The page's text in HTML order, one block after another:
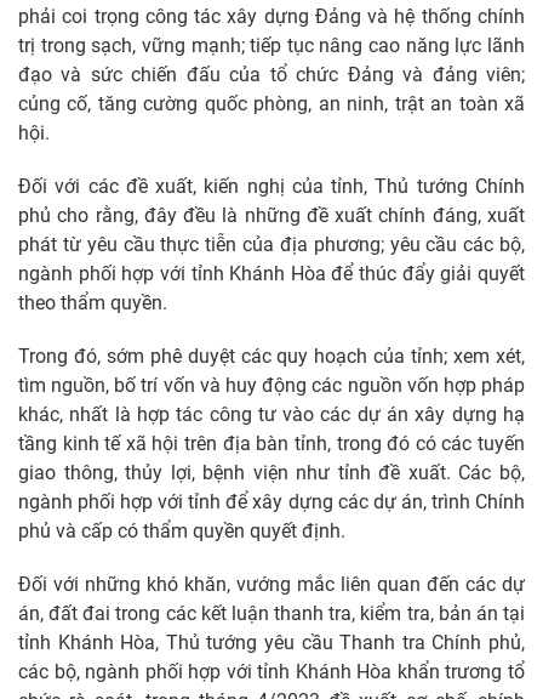
phải coi trọng công tác xây dựng Đảng và hệ thống chính
trị trong sạch, vững mạnh; tiếp tục nâng cao năng lực lãnh
đạo và sức chiến đấu của tổ chức Đảng và đảng viên;
củng cố, tăng cường quốc phòng, an ninh, trật an toàn xã
hội.
Đối với các đề xuất, kiến nghị của tỉnh, Thủ tướng Chính
phủ cho rằng, đây đều là những đề xuất chính đáng, xuất
phát từ yêu cầu thực tiễn của địa phương; yêu cầu các bộ,
ngành phối hợp với tỉnh Khánh Hòa để thúc đẩy giải quyết
theo thẩm quyền.
Trong đó, sớm phê duyệt các quy hoạch của tỉnh; xem xét,
tìm nguồn, bố trí vốn và huy động các nguồn vốn hợp pháp
khác, nhất là hợp tác công tư vào các dự án xây dựng hạ
tầng kinh tế xã hội trên địa bàn tỉnh, trong đó có các tuyến
giao thông, thủy lợi, bệnh viện như tỉnh đề xuất. Các bộ,
ngành phối hợp với tỉnh để xây dựng các dự án, trình Chính
phủ và cấp có thẩm quyền quyết định.
Đối với những khó khăn, vướng mắc liên quan đến các dự
án, đất đai trong các kết luận thanh tra, kiểm tra, bản án tại
tỉnh Khánh Hòa, Thủ tướng yêu cầu Thanh tra Chính phủ,
các bộ, ngành phối hợp với tỉnh Khánh Hòa khẩn trương tổ